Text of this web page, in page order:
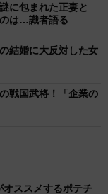
円（税込）。
に包まれた正妻と
は…識者語る
結婚に大反対した女
戦国武将！「企業の
オススメするポテチ